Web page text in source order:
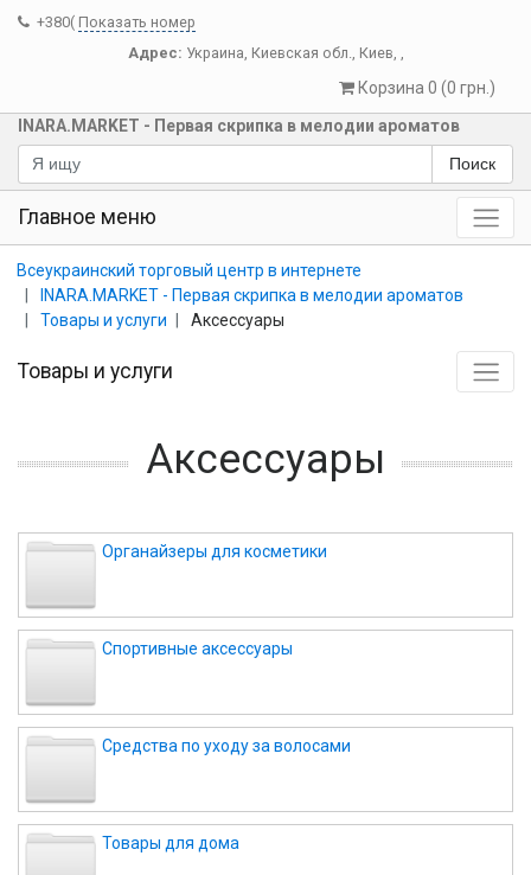
+380( Показать номер
Адрес: Украина, Киевская обл., Киев, ,
Корзина 0 (0 грн.)
INARA.MARKET - Первая скрипка в мелодии ароматов
Поиск
Главное меню
Всеукраинский торговый центр в интернете
INARA.MARKET - Первая скрипка в мелодии ароматов
Товары и услуги
Аксессуары
Товары и услуги
Аксессуары
Органайзеры для косметики
Спортивные аксессуары
Средства по уходу за волосами
Товары для дома